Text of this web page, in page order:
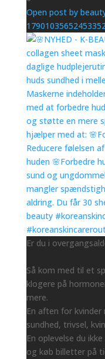
Open post by
Er du i
Så kom med til et
klogere på
mere.
En aften for
sundhed, trivsel,
En oplevelse du
og køb billetter på